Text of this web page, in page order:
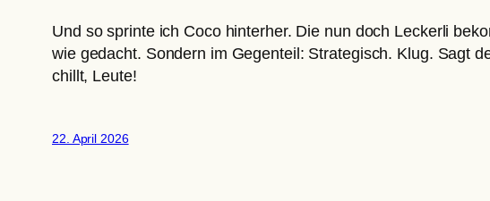
Und so sprinte ich Coco hinterher. Die nun doch Leckerli
wie gedacht. Sondern im Gegenteil: Strategisch. Klug. Sagt
chillt, Leute!
22. April 2026